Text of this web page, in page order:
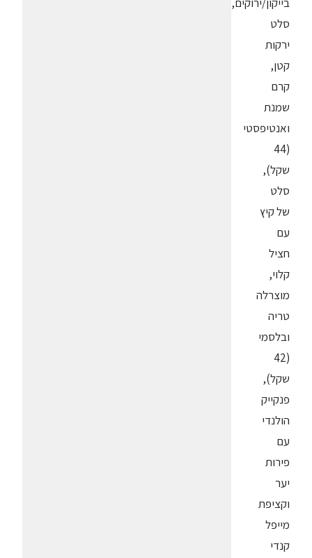
סלט
ירקות
קטן,
קרם
שמנת
ואנטיפסטי
(44
שקל),
סלט
של קיץ
עם
חציל
קלוי,
מוצרלה
טריה
ובלסמי
(42
שקל),
פנקייק
הולנדי
עם
פירות
יער
וקציפת
מייפל
קנדי